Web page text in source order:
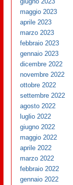
maggio 2023
aprile 2023
marzo 2023
febbraio 2023
gennaio 2023
dicembre 2022
novembre 2022
ottobre 2022
settembre 2022
agosto 2022
luglio 2022
giugno 2022
maggio 2022
aprile 2022
marzo 2022
febbraio 2022
gennaio 2022